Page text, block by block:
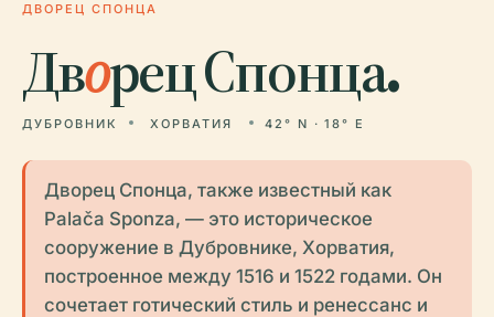
ДВОРЕЦ СПОНЦА
Дворец Спонца.
ДУБРОВНИК ХОРВАТИЯ 42° N · 18° E
Дворец Спонца, также известный как
Palača Sponza, — это историческое
сооружение в Дубровнике, Хорватия,
построенное между 1516 и 1522 годами. Он
сочетает готический стиль и ренессанс и